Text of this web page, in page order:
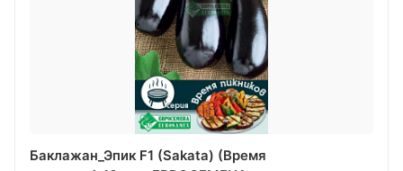
Баклажан_Эпик F1 (Sakata) (Время